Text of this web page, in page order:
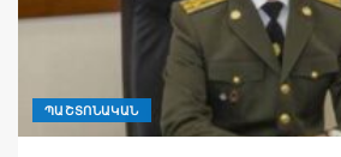
ՊԱՇՏՈՆԱԿԱՆ